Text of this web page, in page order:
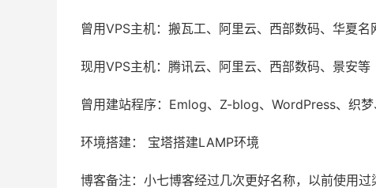
曾用VPS主机：搬瓦工、阿里云、西部数码、华夏
现用VPS主机：腾讯云、阿里云、西部数码、景安等
曾用建站程序：Emlog、Z-blog、WordPress、织
环境搭建： 宝塔搭建LAMP环境
博客备注：小七博客经过几次更好名称，以前使用